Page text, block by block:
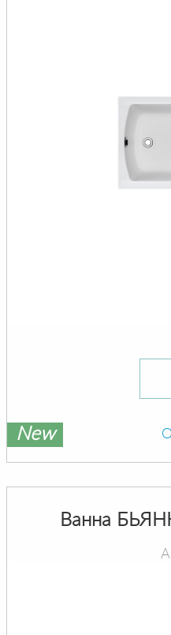
New
Ванна